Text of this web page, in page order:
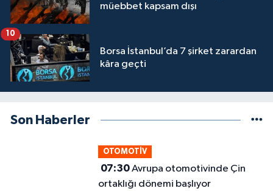
müebbet kapsam dışı
Borsa İstanbul’da 7 şirket zarardan
kâra geçti
10
Son Haberler
OTOMOTİV
07:30Avrupa otomotivinde Çin
ortaklığı dönemi başlıyor